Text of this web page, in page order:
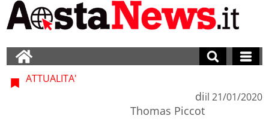
ATTUALITA'
di
Thomas Piccot
il 21/01/2020